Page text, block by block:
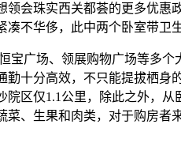
领会珠实西关都荟的更多优惠
凑不华侈，此中两个卧室带卫
广场、领展购物广场等多个
勤十分高效，不只能提拔栖身
区仅1.1公里，除此之外，从
菜、生果和肉类，对于购房者